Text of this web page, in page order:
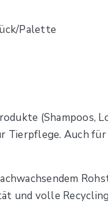
Palette
(Shampoos,
Tierpflege. Auch
und volle